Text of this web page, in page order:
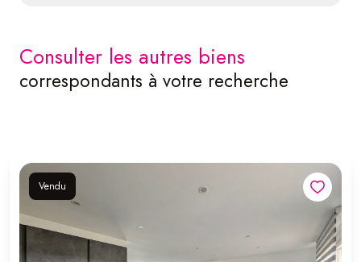
consulter les autres biens
correspondants à votre recherche
Vendu